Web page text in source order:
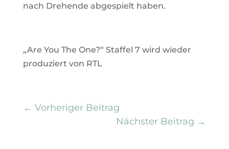
nach Drehende abgespielt haben.
„Are You The One?“ Staffel 7 wird wieder
produziert von RTL
← Vorheriger Beitrag
Nächster Beitrag →